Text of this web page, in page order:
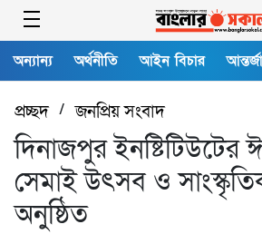
অন্যান্য অর্থনীতি আইন বিচার
প্রচ্ছদ/জনপ্রিয় সংবাদ
দিনাজপুর ইনষ্টিটিউটের
সেমাই উৎসব ও
অনুষ্ঠিত